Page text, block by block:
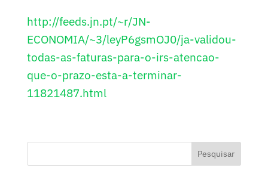
http://feeds.jn.pt/~r/JN-
ECONOMIA/~3/leyP6gsmOJ0/ja-validou-
todas-as-faturas-para-o-irs-atencao-
que-o-prazo-esta-a-terminar-
11821487.html